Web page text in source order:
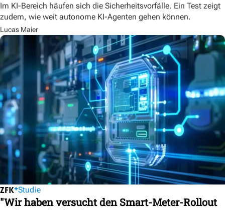
Im KI-Bereich häufen sich die Sicherheitsvorfälle. Ein Test zeigt
zudem, wie weit autonome KI-Agenten gehen können.
Lucas Maier
Studie
"Wir haben versucht den Smart-Meter-Rollout